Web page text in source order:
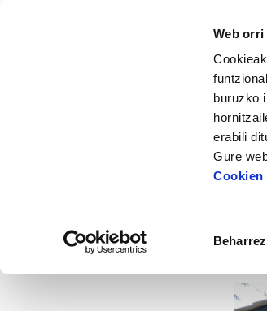
Web orri
buruzko
erabili
Gure
hautatzea
Albisteak eta